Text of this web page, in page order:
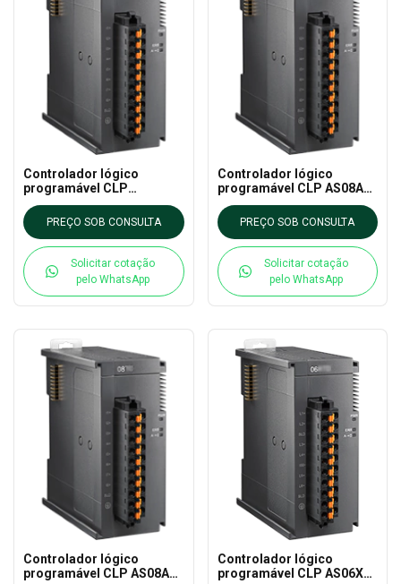
Controlador lógico
programável CLP
AS08AM10N-A DELTA - AS
CLP EXTN
PREÇO SOB CONSULTA
Solicitar cotação
pelo WhatsApp
Controlador lógico
programável CLP AS08AD-
C DELTA - AS CLP EXTN
PREÇO SOB CONSULTA
Solicitar cotação
pelo WhatsApp
Controlador lógico
programável CLP AS08AD-
Controlador lógico
programável CLP AS06XA-